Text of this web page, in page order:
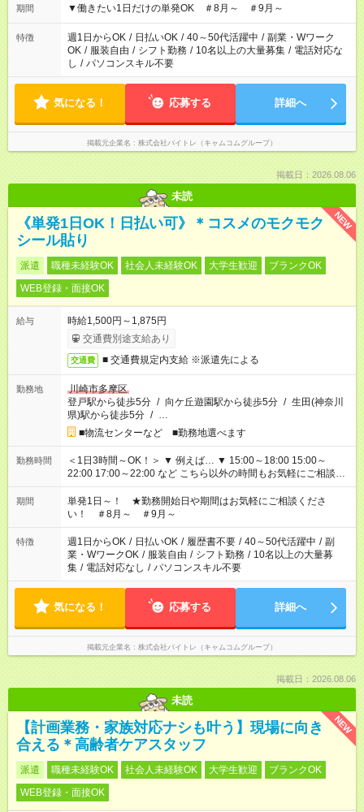
期間 ▼働きたい1日だけの単発OK ＃8月～ ＃9月～
特徴 週1日からOK / 日払いOK / 40～50代活躍中 / 副業・Wワーク
OK / 服装自由 / シフト勤務 / 10名以上の大量募集 / 電話対応な
し / パソコンスキル不要
気になる！ 応募する 詳細へ
掲載元企業名 株式会社バイトレ（キャムコムグループ）
掲載日：2026.08.06
未読
NEW
《単発1日OK！日払い可》＊コスメのモクモク
シール貼り
派遣 職種未経験OK 社会人未経験OK 大学生歓迎
ブランクOK
WEB登録・面接OK
給与
時給1,500円～1,875円
交通費別途支給あり
交通費 ■ 交通費規定内支給 ※派遣先による
勤務地
川崎市多摩区
登戸駅から徒歩5分 / 向ケ丘遊園駅から徒歩5分 / 生田(神奈川
県)駅から徒歩5分 / …
■物流センターなど ■勤務地選べます
勤務時間
＜1日3時間～OK！＞ ▼ 例えば… ▼ 15:00～18:00 15:00～
22:00 17:00～22:00 など こちら以外の時間もお気軽にご相談く
ださい！
期間
単発1日～！ ★勤務開始日や期間はお気軽にご相談くださ
い！ ＃8月～ ＃9月～
特徴 週1日からOK / 日払いOK / 履歴書不要 / 40～50代活躍中 / 副
業・WワークOK / 服装自由 / シフト勤務 / 10名以上の大量募
集 / 電話対応なし / パソコンスキル不要
気になる！ 応募する 詳細へ
掲載元企業名 株式会社バイトレ（キャムコムグループ）
掲載日：2026.08.06
未読
NEW
【計画業務・家族対応ナシも叶う】現場に向き
合える＊高齢者ケアスタッフ
派遣 職種未経験OK 社会人未経験OK 大学生歓迎
ブランクOK
WEB登録・面接OK